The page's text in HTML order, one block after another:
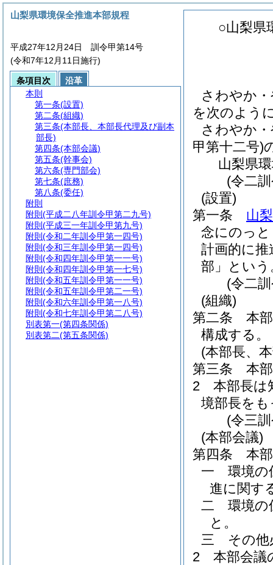
○山梨県
さわやか
を次のよう
さわやか
甲第十二号)
山梨県
(令二
(設置)
第一条
山
念にのっ
計画的に推
部」という
(令二
(組織)
第二条
本
構成する。
(本部長、
第三条
本
2
本部長は
境部長を
(令三
(本部会議)
第四条
本
一
環境の
進に関す
二
環境の
と。
三
その
2
本部会議
山梨県環境保全推進本部規程
平成27年12月24日 訓令甲第14号
(令和7年12月11日施行)
条項目次
沿革
本則
第一条(設置)
第二条(組織)
第三条(本部長、本部長代理及び副本
部長)
第四条(本部会議)
第五条(幹事会)
第六条(専門部会)
第七条(庶務)
第八条(委任)
附則
附則 (平成二八年訓令甲第二九号)
附則 (平成三一年訓令甲第九号)
附則 (令和二年訓令甲第一四号)
附則 (令和三年訓令甲第一四号)
附則 (令和四年訓令甲第一一号)
附則 (令和四年訓令甲第一七号)
附則 (令和五年訓令甲第一一号)
附則 (令和五年訓令甲第二一号)
附則 (令和六年訓令甲第一八号)
附則 (令和七年訓令甲第二八号)
別表第一(第四条関係)
別表第二(第五条関係)